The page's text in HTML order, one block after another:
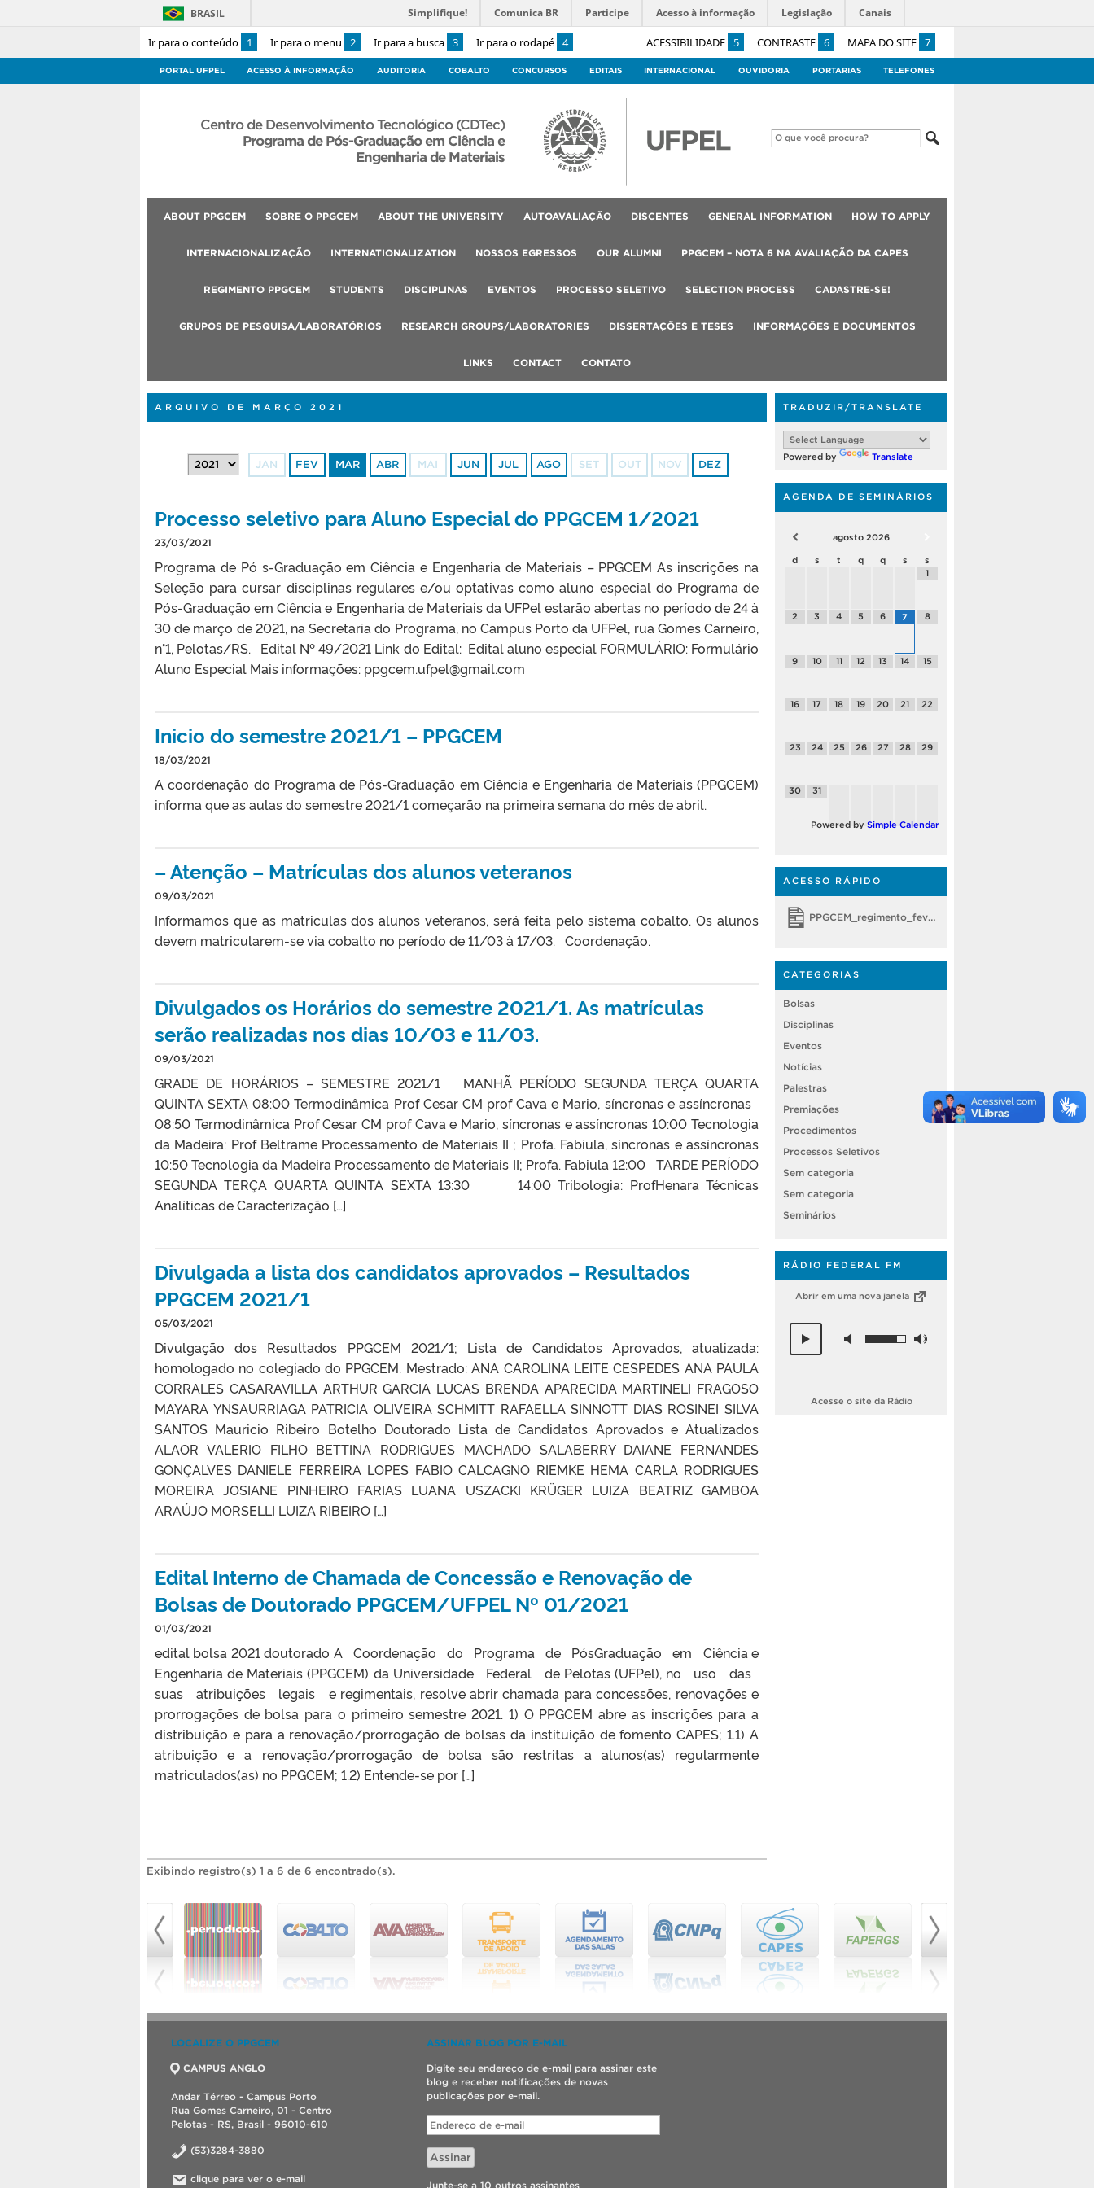
Ir para o conteúdo 1 Ir para o menu 2 Ir para a busca 3 Ir para o rodapé 4 ACESSIBILIDADE 5 CONTRASTE 6 MAPA DO SITE 7
BRASIL Simplifique! Comunica BR Participe Acesso à informação Legislação Canais
PORTAL UFPEL ACESSO À INFORMAÇÃO AUDITORIA COBALTO CONCURSOS EDITAIS INTERNACIONAL OUVIDORIA PORTARIAS TELEFONES
Centro de Desenvolvimento Tecnológico (CDTec)
Programa de Pós-Graduação em Ciência e
Engenharia de Materiais
ABOUT PPGCEM SOBRE O PPGCEM ABOUT THE UNIVERSITY AUTOAVALIAÇÃO DISCENTES GENERAL INFORMATION HOW TO APPLY
INTERNACIONALIZAÇÃO INTERNATIONALIZATION NOSSOS EGRESSOS OUR ALUMNI PPGCEM – NOTA 6 NA AVALIAÇÃO DA CAPES
REGIMENTO PPGCEM STUDENTS DISCIPLINAS EVENTOS PROCESSO SELETIVO SELECTION PROCESS CADASTRE-SE!
GRUPOS DE PESQUISA/LABORATÓRIOS RESEARCH GROUPS/LABORATORIES DISSERTAÇÕES E TESES INFORMAÇÕES E DOCUMENTOS
LINKS CONTACT CONTATO
ARQUIVO DE MARÇO 2021
JAN FEV MAR ABR MAI JUN JUL AGO SET OUT NOV DEZ
Processo seletivo para Aluno Especial do PPGCEM 1/2021
23/03/2021
Programa de Pó s-Graduação em Ciência e Engenharia de Materiais – PPGCEM As inscrições na
Seleção para cursar disciplinas regulares e/ou optativas como aluno especial do Programa de
Pós-Graduação em Ciência e Engenharia de Materiais da UFPel estarão abertas no período de 24 à
30 de março de 2021, na Secretaria do Programa, no Campus Porto da UFPel, rua Gomes Carneiro,
n°1, Pelotas/RS. Edital Nº 49/2021 Link do Edital: Edital aluno especial FORMULÁRIO: Formulário
Aluno Especial Mais informações: ppgcem.ufpel@gmail.com
Inicio do semestre 2021/1 – PPGCEM
18/03/2021
A coordenação do Programa de Pós-Graduação em Ciência e Engenharia de Materiais (PPGCEM)
informa que as aulas do semestre 2021/1 começarão na primeira semana do mês de abril.
– Atenção – Matrículas dos alunos veteranos
09/03/2021
Informamos que as matriculas dos alunos veteranos, será feita pelo sistema cobalto. Os alunos
devem matricularem-se via cobalto no período de 11/03 à 17/03. Coordenação.
Divulgados os Horários do semestre 2021/1. As matrículas
serão realizadas nos dias 10/03 e 11/03.
09/03/2021
GRADE DE HORÁRIOS – SEMESTRE 2021/1 MANHÃ PERÍODO SEGUNDA TERÇA QUARTA
QUINTA SEXTA 08:00 Termodinâmica Prof Cesar CM prof Cava e Mario, síncronas e assíncronas
08:50 Termodinâmica Prof Cesar CM prof Cava e Mario, síncronas e assíncronas 10:00 Tecnologia
da Madeira: Prof Beltrame Processamento de Materiais II ; Profa. Fabiula, síncronas e assíncronas
10:50 Tecnologia da Madeira Processamento de Materiais II; Profa. Fabiula 12:00 TARDE PERÍODO
SEGUNDA TERÇA QUARTA QUINTA SEXTA 13:30 14:00 Tribologia: ProfHenara Técnicas
Analíticas de Caracterização […]
Divulgada a lista dos candidatos aprovados – Resultados
PPGCEM 2021/1
05/03/2021
Divulgação dos Resultados PPGCEM 2021/1; Lista de Candidatos Aprovados, atualizada:
homologado no colegiado do PPGCEM. Mestrado: ANA CAROLINA LEITE CESPEDES ANA PAULA
CORRALES CASARAVILLA ARTHUR GARCIA LUCAS BRENDA APARECIDA MARTINELI FRAGOSO
MAYARA YNSAURRIAGA PATRICIA OLIVEIRA SCHMITT RAFAELLA SINNOTT DIAS ROSINEI SILVA
SANTOS Mauricio Ribeiro Botelho Doutorado Lista de Candidatos Aprovados e Atualizados
ALAOR VALERIO FILHO BETTINA RODRIGUES MACHADO SALABERRY DAIANE FERNANDES
GONÇALVES DANIELE FERREIRA LOPES FABIO CALCAGNO RIEMKE HEMA CARLA RODRIGUES
MOREIRA JOSIANE PINHEIRO FARIAS LUANA USZACKI KRÜGER LUIZA BEATRIZ GAMBOA
ARAÚJO MORSELLI LUIZA RIBEIRO […]
Edital Interno de Chamada de Concessão e Renovação de
Bolsas de Doutorado PPGCEM/UFPEL Nº 01/2021
01/03/2021
edital bolsa 2021 doutorado A Coordenação do Programa de Pós­Graduação em Ciência e
Engenharia de Materiais (PPGCEM) da Universidade Federal de Pelotas (UFPel), no uso das
suas atribuições legais e regimentais, resolve abrir chamada para concessões, renovações e
prorrogações de bolsa para o primeiro semestre 2021. 1) O PPGCEM abre as inscrições para a
distribuição e para a renovação/prorrogação de bolsas da instituição de fomento CAPES; 1.1) A
atribuição e a renovação/prorrogação de bolsa são restritas a alunos(as) regularmente
matriculados(as) no PPGCEM; 1.2) Entende-se por […]
Exibindo registro(s) 1 a 6 de 6 encontrado(s).
TRADUZIR/TRANSLATE
Powered by Translate
AGENDA DE SEMINÁRIOS
agosto 2026
d s t q q s
s
1
2 3 4 5 6 7 8
9 10 11 12 13 14 15
16 17 18 19 20 21 22
23 24 25 26 27 28 29
30 31
Powered by Simple Calendar
ACESSO RÁPIDO
PPGCEM_regimento_fevereiro 2018
CATEGORIAS
Bolsas
Disciplinas
Eventos
Notícias
Palestras
Premiações
Procedimentos
Processos Seletivos
Sem categoria
Sem categoria
Seminários
RÁDIO FEDERAL FM
Abrir em uma nova janela
Acesse o site da Rádio
LOCALIZE O PPGCEM
CAMPUS ANGLO
Andar Térreo - Campus Porto
Rua Gomes Carneiro, 01 - Centro
Pelotas - RS, Brasil - 96010-610
(53)3284-3880
clique para ver o e-mail
ASSINAR BLOG POR E-MAIL
Digite seu endereço de e-mail para assinar este
blog e receber notificações de novas
publicações por e-mail.
Endereço
de
e-
mail
Assinar
Junte-se a 10 outros assinantes